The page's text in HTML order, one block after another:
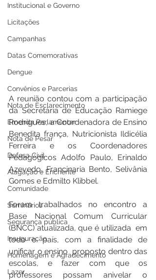
Institucional e Governo
Licitações
Campanhas
Datas Comemorativas
Dengue
Convênios e Parcerias
Nota de Esclarecimento
Emenda Parlamentar
Nota de Pesar
Defesa Civil
Alagação e Enchente
Comunidade
Seminários
Segurança pública
Inauguração
Homenagem e Agradecimento
Lazer
A reunião contou com a participação
da Secretária de Educação Ramiege
Rodrigues, a Coordenadora de Ensino
Benedita frança, Nutricionista Ildicélia
Ferreira e os Coordenadores
Pedagógicos Adolfo Paulo, Erinaldo
Azevedo, Francinaria Bento, Selivânia
Gomes e Edmilto Klibbel.
Foram trabalhados no encontro a
Base Nacional Comum Curricular
(BNCC) atualizada, que é utilizada  em
todo o país, com a finalidade de
unificar o ensino  proposto dentro das
escolas, e fazer com que os
professores possam anivelar o